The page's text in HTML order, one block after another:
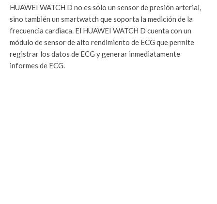
HUAWEI WATCH D no es sólo un sensor de presión arterial,
sino también un smartwatch que soporta la medición de la
frecuencia cardiaca. El HUAWEI WATCH D cuenta con un
módulo de sensor de alto rendimiento de ECG que permite
registrar los datos de ECG y generar inmediatamente
informes de ECG.